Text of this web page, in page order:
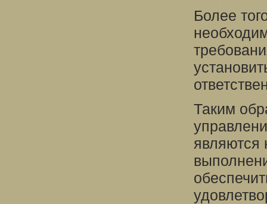
Более
Таким
являются